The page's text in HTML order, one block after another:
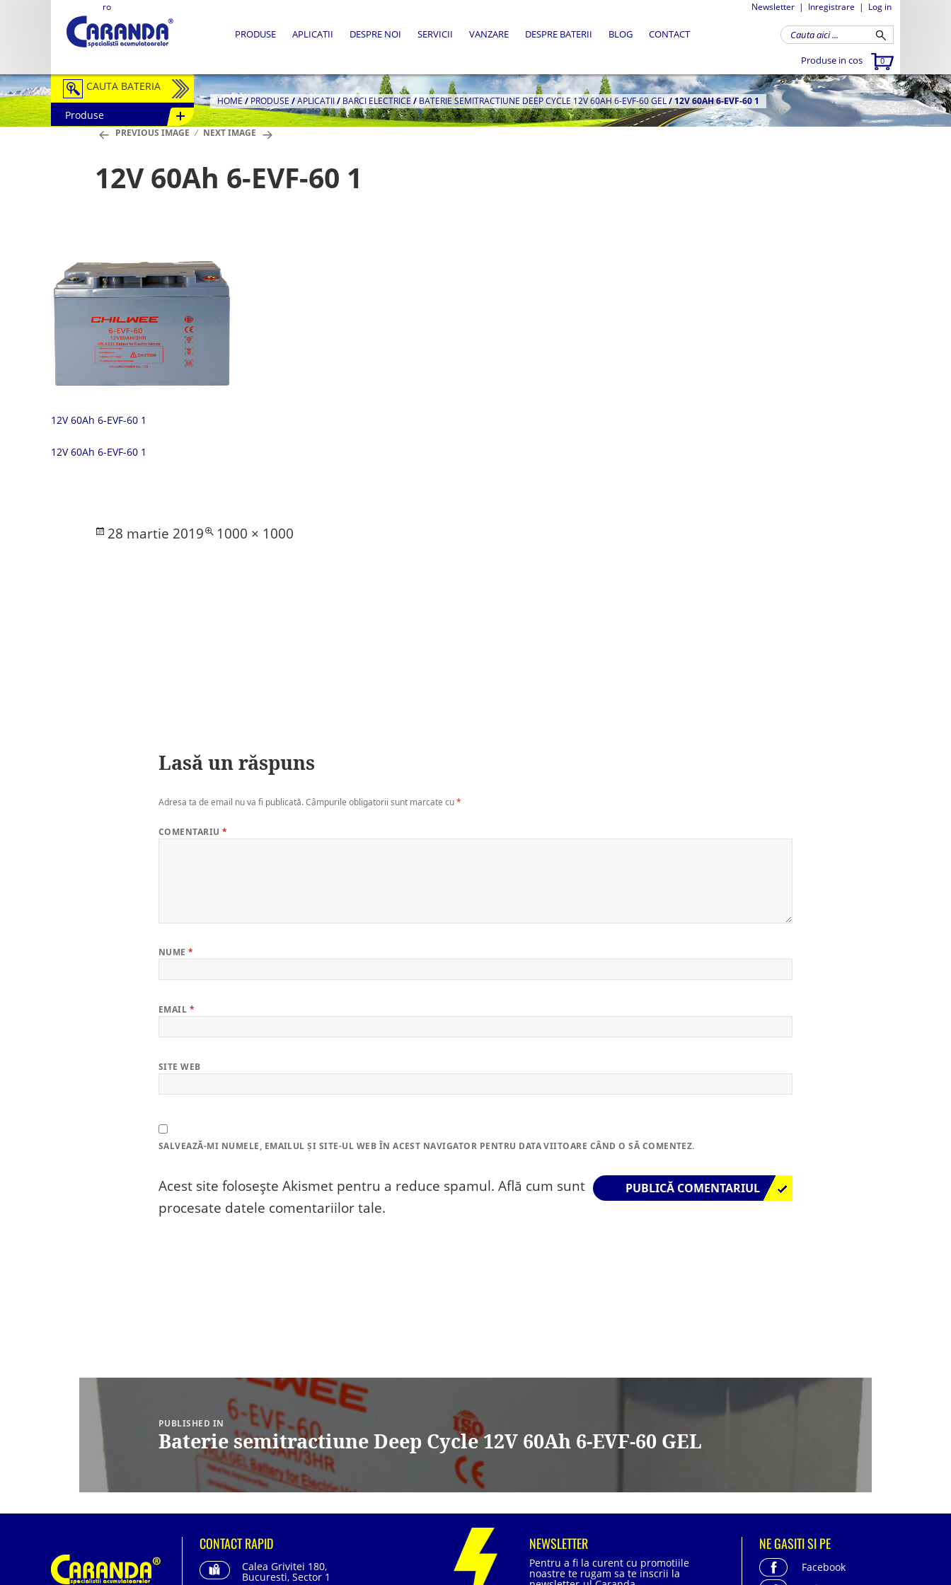
ro Newsletter | Inregistrare | Log in
Produse in cos 0
PRODUSE APLICATII DESPRE NOI SERVICII VANZARE DESPRE BATERII BLOG CONTACT
CAUTA BATERIA
Auto / Moto
Semitractiune
Accesorii Baterii
Fotovoltaice
Produse
HOME/PRODUSE /APLICATII/BARCI ELECTRICE/BATERIE SEMITRACTIUNE DEEP CYCLE 12V 60AH 6-EVF-60 GEL/12V 60AH 6-EVF-60 1
PREVIOUS IMAGE NEXT IMAGE
12V 60Ah 6-EVF-60 1
12V 60Ah 6-EVF-60 1
12V 60Ah 6-EVF-60 1
Posted
28 martie 2019
Full
1000 × 1000
Lasă un răspuns
Adresa ta de email nu va fi publicată.Câmpurile obligatorii sunt marcate cu*
COMENTARIU*
NUME*
EMAIL *
SITE WEB
SALVEAZĂ-MI NUMELE, EMAILUL ȘI SITE-UL WEB ÎN ACEST NAVIGATOR PENTRU DATA VIITOARE CÂND O SĂ COMENTEZ.
Acest site folosește Akismet pentru a reduce spamul. Află cum sunt
procesate datele comentariilor tale.
Navigare
articole
PUBLISHED IN
Baterie semitractiune Deep Cycle 12V 60Ah 6-EVF-60 GEL
CONTACT RAPID
Calea Grivitei 180,
Bucuresti, Sector 1
NEWSLETTER
Pentru a fi la curent cu promotiile
noastre te rugam sa te inscrii la
NE GASITI SI PE
Facebook